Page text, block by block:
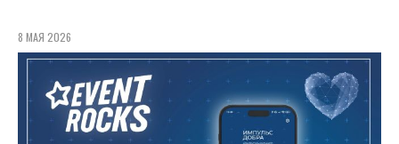
8 МАЯ 2026